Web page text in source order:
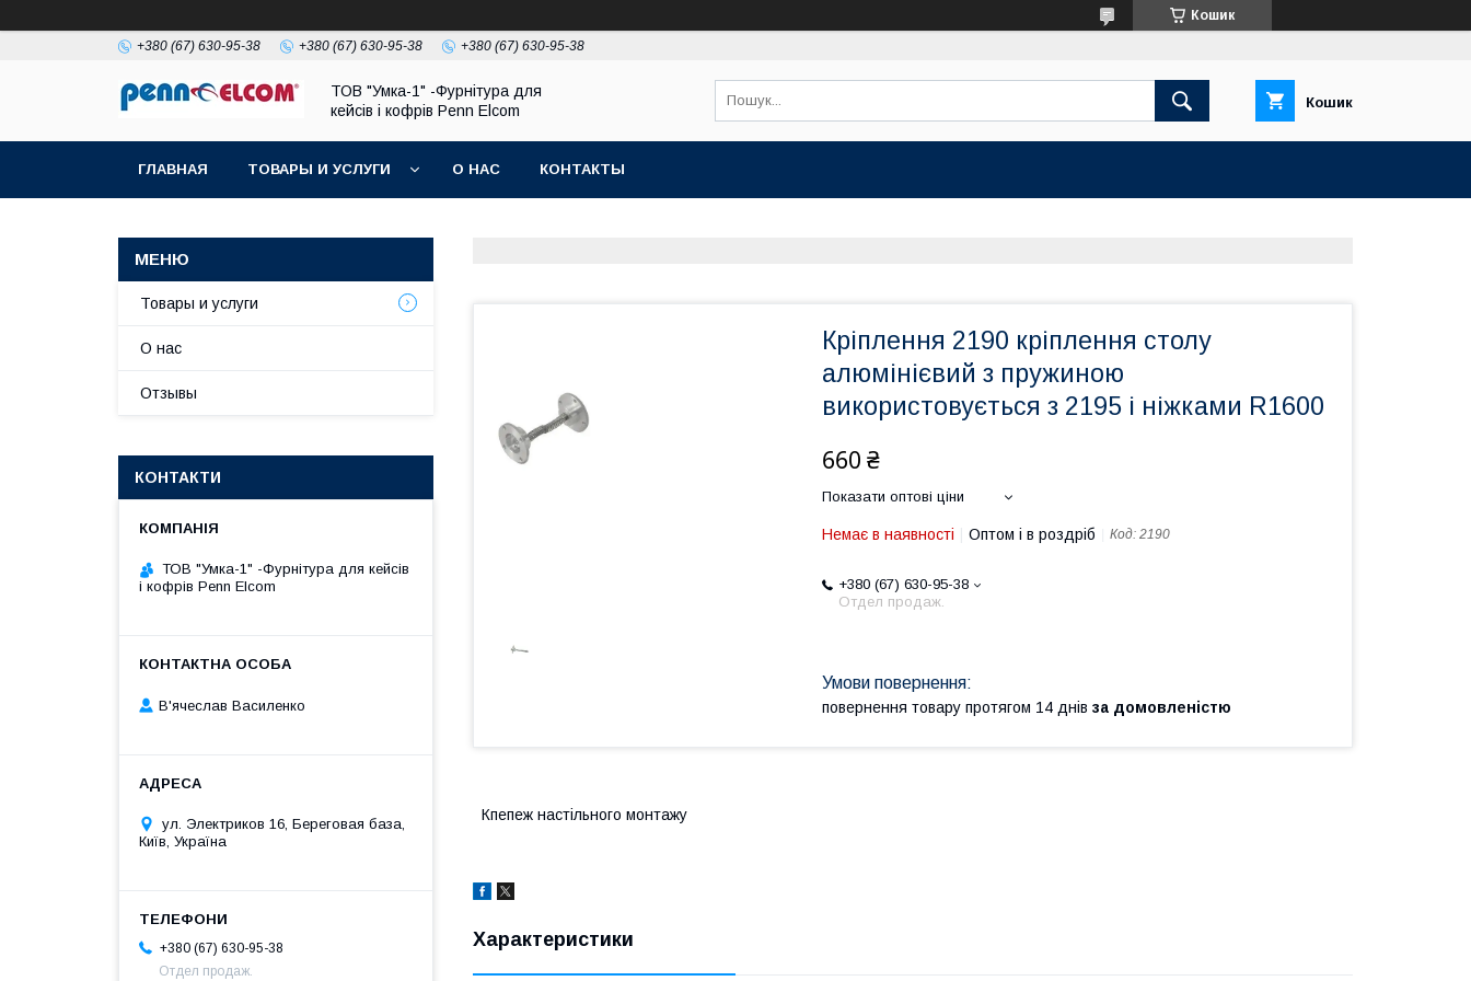
Кошик
+380 (67) 630-95-38 +380 (67) 630-95-38 +380 (67) 630-95-38
ТОВ "Умка-1" -Фурнітура для
кейсів і кофрів Penn Elcom
Кошик
ГЛАВНАЯ ТОВАРЫ И УСЛУГИ О НАС КОНТАКТЫ
Кріплення 2190 кріплення столу
алюмінієвий з пружиною
використовується з 2195 і ніжками R1600
660 ₴
Показати оптові ціни
Немає в наявності Оптом і в роздріб Код: 2190
+380 (67) 630-95-38
Отдел продаж.
повернення товару протягом 14 днів за домовленістю
Кпепеж настільного монтажу
Характеристики
Товары и услуги
О нас
Отзывы
КОНТАКТИ
ТОВ "Умка-1" -Фурнітура для кейсів
і кофрів Penn Elcom
В'ячеслав Василенко
ул. Электриков 16, Береговая база,
Київ, Україна
+380 (67) 630-95-38
Отдел продаж.